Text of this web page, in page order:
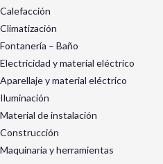
Calefacción
Climatización
Fontanería – Baño
Electricidad y material eléctrico
Aparellaje y material eléctrico
Iluminación
Material de instalación
Construcción
Maquinaria y herramientas